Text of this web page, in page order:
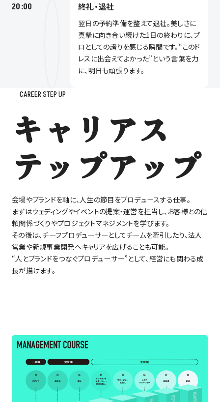
20:00 終礼・退社
翌日の予約準備を整えて退社。美しさに
真摯に向き合い続けた1日の終わりに、プ
ロとしての誇りを感じる瞬間です。“このド
レスに出会えてよかった”という言葉を力
に、明日も頑張ります。
CAREER STEP UP
キャリアス
テップアップ
会場やブランドを軸に、人生の節目をプロデュースする仕事。
まずはウェディングやイベントの提案・運営を担当し、お客様との信
頼関係づくりやプロジェクトマネジメントを学びます。
その後は、チーフプロデューサーとしてチームを牽引したり、法人
営業や新規事業開発へキャリアを広げることも可能。
“人とブランドをつなぐプロデューサー”として、経営にも関わる成
長が描けます。